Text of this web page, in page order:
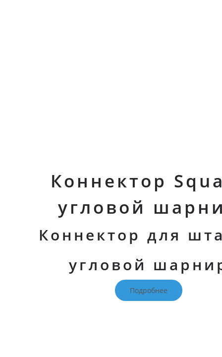
Коннектор
угловой
Коннектор для
угловой
Подробнее